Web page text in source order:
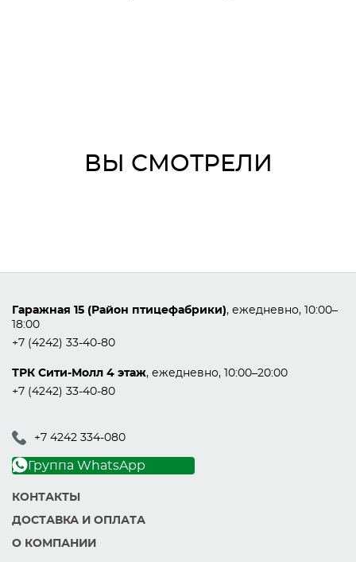
ВЫ СМОТРЕЛИ
Гаражная 15 (Район птицефабрики), ежедневно, 10:00–
18:00
+7 (4242) 33-40-80
ТРК Сити-Молл 4 этаж, ежедневно, 10:00–20:00
+7 (4242) 33-40-80
+7 4242 334-080
Группа WhatsApp
КОНТАКТЫ
ДОСТАВКА И ОПЛАТА
О КОМПАНИИ